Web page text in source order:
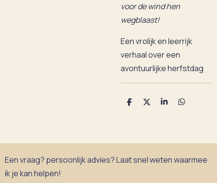
voor de wind hen
wegblaast!
Een vrolijk en leerrijk
verhaal over een
avontuurlijke herfstdag
D
D
S
D
Een vraag? persoonlijk advies? Laat snel weten waarmee
ik je kan helpen!